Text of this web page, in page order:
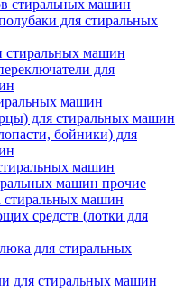
стиральных машин
для стиральных
машин
для
машин
для стиральных машин
бойники) для
машин
машин прочие
машин
средств (лотки для
для стиральных
для стиральных машин